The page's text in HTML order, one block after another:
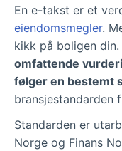
og standard.
nylige
nabolaget.
Det er ikke
mindre du
boligen innen
fratrekk for
En e-takst er et
eiendomsmegler.
kikk på boligen din.
omfattende
følger en bestemt
bransjestandarden
Standarden er
Norge og Finans